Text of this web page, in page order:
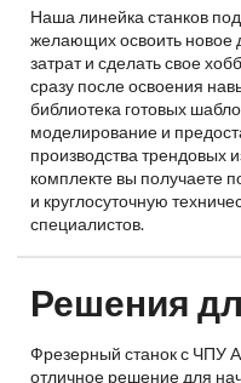
Наша линейка станков
желающих освоить новое
затрат и сделать свое
сразу после освоения
библиотека готовых
моделирование и
производства трендовых
комплекте вы получаете
и круглосуточную
специалистов.
Решения
Фрезерный станок с ЧПУ
отличное решение для